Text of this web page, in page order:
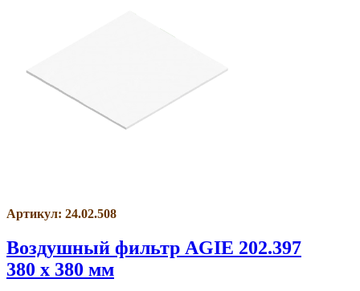
Артикул: 24.02.508
Воздушный фильтр AGIE 202.397
380 x 380 мм